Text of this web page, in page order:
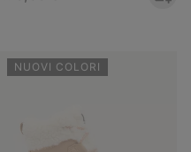
NUOVI COLORI